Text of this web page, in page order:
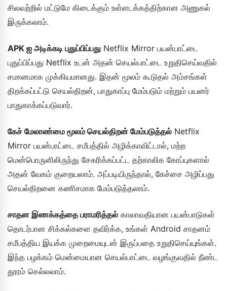
சிலவற்றில் மட்டுமே கிடைக்கும் உள்ளடக்கத்திற்கான அணுகல்
இருக்கலாம்.
APK ஐ அடிக்கடி புதுப்பிப்பது Netflix Mirror பயன்பாட்டை
புதுப்பிப்பது Netflix உடன் அதன் செயல்பாட்டை உறுதிசெய்வதில்
சமானமாக முக்கியமானது. இதன் மூலம் கூடுதல் அம்சங்கள்
திறக்கப்பட்டு செயல்திறன், பாதுகாப்பு மேம்படும் மற்றும் பயனர்
பாதுகாக்கப்படுவார்.
கேச் மேலாண்மை மூலம் செயல்திறன் மேம்படுத்தல் Netflix
Mirror பயன்பாட்டை சமீபத்தில் அழிக்காவிட்டால், மற்ற
மென்பொருளிலிருந்து சேகரிக்கப்பட்ட தற்காலிக கோப்புகளால்
அதன் வேகம் குறையலாம். அப்படியிருந்தால், கேச்சை அழிப்பது
செயல்திறனை கணிசமாக மேம்படுத்தலாம்.
சாதன இணக்கத்தை பராமரித்தல் காலாவதியான பயன்பாடுகள்
தொடர்பான சிக்கல்களை தவிர்க்க, உங்கள் Android சாதனம்
சமீபத்திய இயக்க முறைமையுடன் இருப்பதை உறுதிசெய்யுங்கள்.
இந்த பழக்கம் மென்மையான செயல்பாட்டை வழங்குவதில் நீண்ட
தூரம் செல்லலாம்.